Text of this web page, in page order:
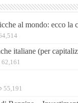
al mondo: ecco la
italiane (per
62,161
55,191